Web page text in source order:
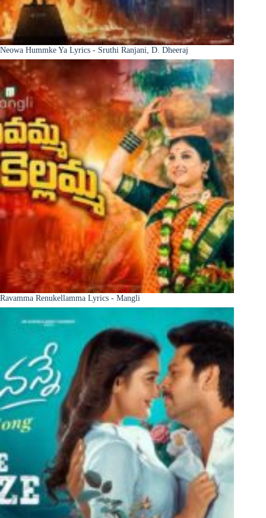
Neowa Hummke Ya Lyrics - Sruthi Ranjani, D. Dheeraj
Ravamma Renukellamma Lyrics - Mangli